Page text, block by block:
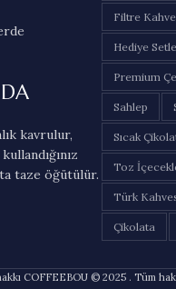
kavrulur,
taze öğütülür.
Filtre
Hediye
Premium
Sahlep
Sıcak
Toz
Türk
Çikolata
COFFEEBOU © 2025 . Tüm